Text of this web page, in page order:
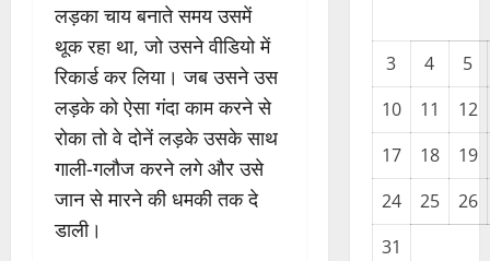
लड़का चाय बनाते समय उसमें
थूक रहा था, जो उसने वीडियो में
रिकार्ड कर लिया। जब उसने उस
लड़के को ऐसा गंदा काम करने से
रोका तो वे दोनें लड़के उसके साथ
गाली-गलौज करने लगे और उसे
जान से मारने की धमकी तक दे
डाली।
3 4
5
10
11
12
17
18
19
24
25
26
31